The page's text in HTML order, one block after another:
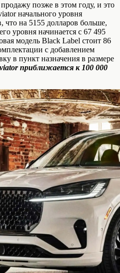
позже в этом году, и это
начального уровня
что на 5155 долларов больше,
уровня начинается с 67 495
модель Black Label стоит 86
с добавлением
в пункт назначения в размере
приближается к 100 000